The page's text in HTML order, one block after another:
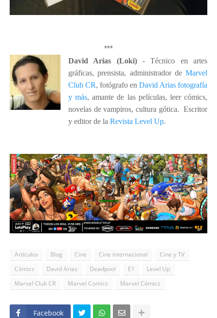
***
David Arias (Loki)
- Técnico en artes
gráficas, prensista, administrador de Marvel
Club CR, fotógrafo en David Arias fotografía
y más, amante de las películas, leer cómics,
novelas de vampiros, cultura gótica. Escritor
y editor de la Revista Level Up.
Artículos Blog Cine Cine internacional
Cine y TV
Cómics
David Arias Deadpool E1
Level Up
Marvel Club CR
Marvel Comics Marvel Cómics
Facebook